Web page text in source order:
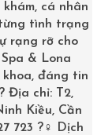
chủ/Product
cá nhân
tình trạng
rạng rỡ cho
& Lona
khoa, đáng tin
Địa chỉ: T2,
Kiều, Cần
723 ?‍♀️ Dịch